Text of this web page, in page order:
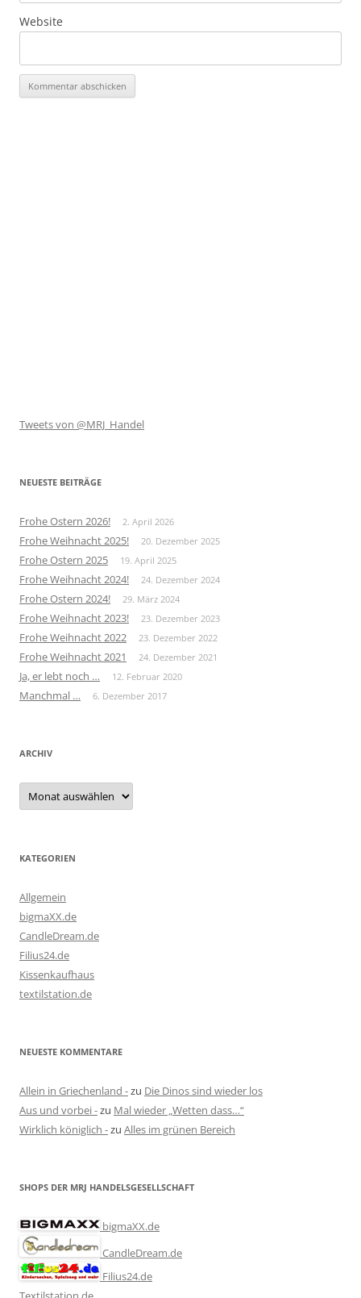
Website
Tweets von @MRJ_Handel
NEUESTE BEITRÄGE
Frohe Ostern 2026! 2. April 2026
Frohe Weihnacht 2025! 20. Dezember 2025
Frohe Ostern 2025 19. April 2025
Frohe Weihnacht 2024! 24. Dezember 2024
Frohe Ostern 2024! 29. März 2024
Frohe Weihnacht 2023! 23. Dezember 2023
Frohe Weihnacht 2022 23. Dezember 2022
Frohe Weihnacht 2021 24. Dezember 2021
Ja, er lebt noch … 12. Februar 2020
Manchmal … 6. Dezember 2017
ARCHIV
Archiv
KATEGORIEN
Allgemein
bigmaXX.de
CandleDream.de
Filius24.de
Kissenkaufhaus
textilstation.de
NEUESTE KOMMENTARE
Allein in Griechenland -zu Die Dinos sind wieder los
Aus und vorbei -zu Mal wieder „Wetten dass…“
Wirklich königlich -zu Alles im grünen Bereich
SHOPS DER MRJ HANDELSGESELLSCHAFT
bigmaXX.de
CandleDream.de
Filius24.de